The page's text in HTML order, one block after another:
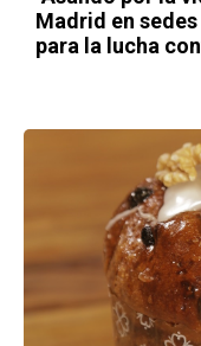
Madrid en
para la lucha